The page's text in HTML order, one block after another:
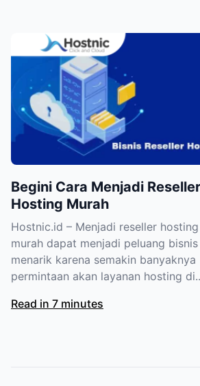
Begini Cara Menjadi Reseller
Hosting Murah
Hostnic.id – Menjadi reseller hosting
murah dapat menjadi peluang
menarik karena semakin banyaknya
permintaan akan layanan hosting
Read in 7 minutes